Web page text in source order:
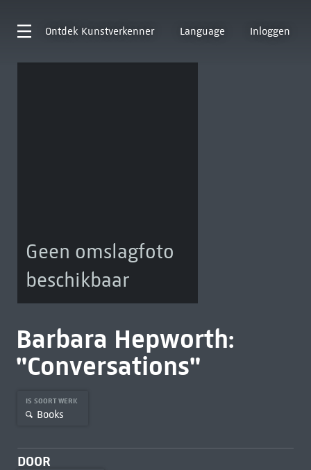
Ontdek Kunstverkenner Language Inloggen
Geen omslagfoto
beschikbaar
Barbara Hepworth:
"Conversations"
IS SOORT WERK
Books
DOOR